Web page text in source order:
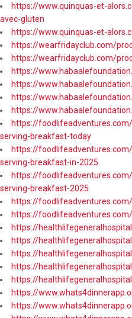
https://www.quinquas-et-
avec-gluten
https://www.quinquas-et-
https://wearfridayclub.com/
https://wearfridayclub.com/
https://
https://
https://
https://
https://
serving-breakfast-today
https://
serving-breakfast-in-2025
https://
serving-breakfast-2025
https://
https://
https://
https://
https://
https://
https://
https://
https://